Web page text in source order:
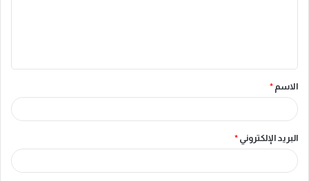
ق
*
الاسم *
البريد الإلكتروني *